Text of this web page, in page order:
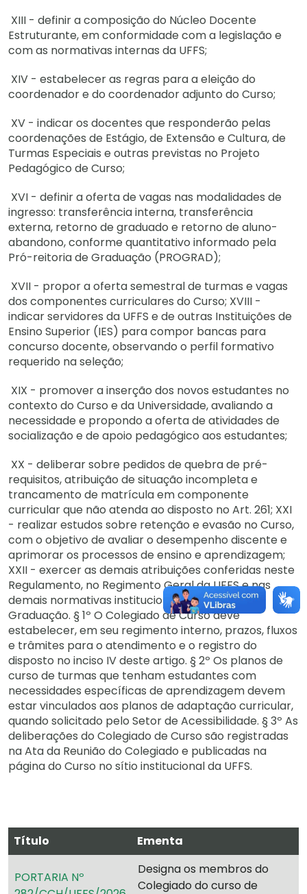
XIII - definir a composição do Núcleo Docente
Estruturante, em conformidade com a legislação e
com as normativas internas da UFFS;
XIV - estabelecer as regras para a eleição do
coordenador e do coordenador adjunto do Curso;
XV - indicar os docentes que responderão pelas
coordenações de Estágio, de Extensão e Cultura, de
Turmas Especiais e outras previstas no Projeto
Pedagógico de Curso;
XVI - definir a oferta de vagas nas modalidades de
ingresso: transferência interna, transferência
externa, retorno de graduado e retorno de aluno-
abandono, conforme quantitativo informado pela
Pró-reitoria de Graduação (PROGRAD);
XVII - propor a oferta semestral de turmas e vagas
dos componentes curriculares do Curso; XVIII -
indicar servidores da UFFS e de outras Instituições de
Ensino Superior (IES) para compor bancas para
concurso docente, observando o perfil formativo
requerido na seleção;
XIX - promover a inserção dos novos estudantes no
contexto do Curso e da Universidade, avaliando a
necessidade e propondo a oferta de atividades de
socialização e de apoio pedagógico aos estudantes;
XX - deliberar sobre pedidos de quebra de pré-
requisitos, atribuição de situação incompleta e
trancamento de matrícula em componente
curricular que não atenda ao disposto no Art. 261; XXI
- realizar estudos sobre retenção e evasão no Curso,
com o objetivo de avaliar o desempenho discente e
aprimorar os processos de ensino e aprendizagem;
XXII - exercer as demais atribuições conferidas neste
Regulamento, no Regimento Geral da UFFS e nas
demais normativas institucionais pertinentes à
Graduação. § 1º O Colegiado de Curso deve
estabelecer, em seu regimento interno, prazos, fluxos
e trâmites para o atendimento e o registro do
disposto no inciso IV deste artigo. § 2º Os planos de
curso de turmas que tenham estudantes com
necessidades específicas de aprendizagem devem
estar vinculados aos planos de adaptação curricular,
quando solicitado pelo Setor de Acessibilidade. § 3º As
deliberações do Colegiado de Curso são registradas
na Ata da Reunião do Colegiado e publicadas na
página do Curso no sítio institucional da UFFS.
Título Ementa
PORTARIA Nº
Designa os membros do
Colegiado do curso de